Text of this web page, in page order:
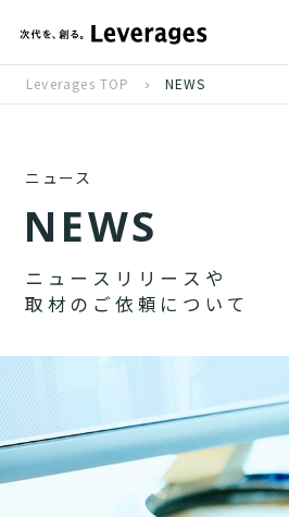
Leverages TOP NEWS
ニュース
NEWS
ニ ュ ー ス リ リ ー ス や
取 材 の ご 依 頼 に つ い て